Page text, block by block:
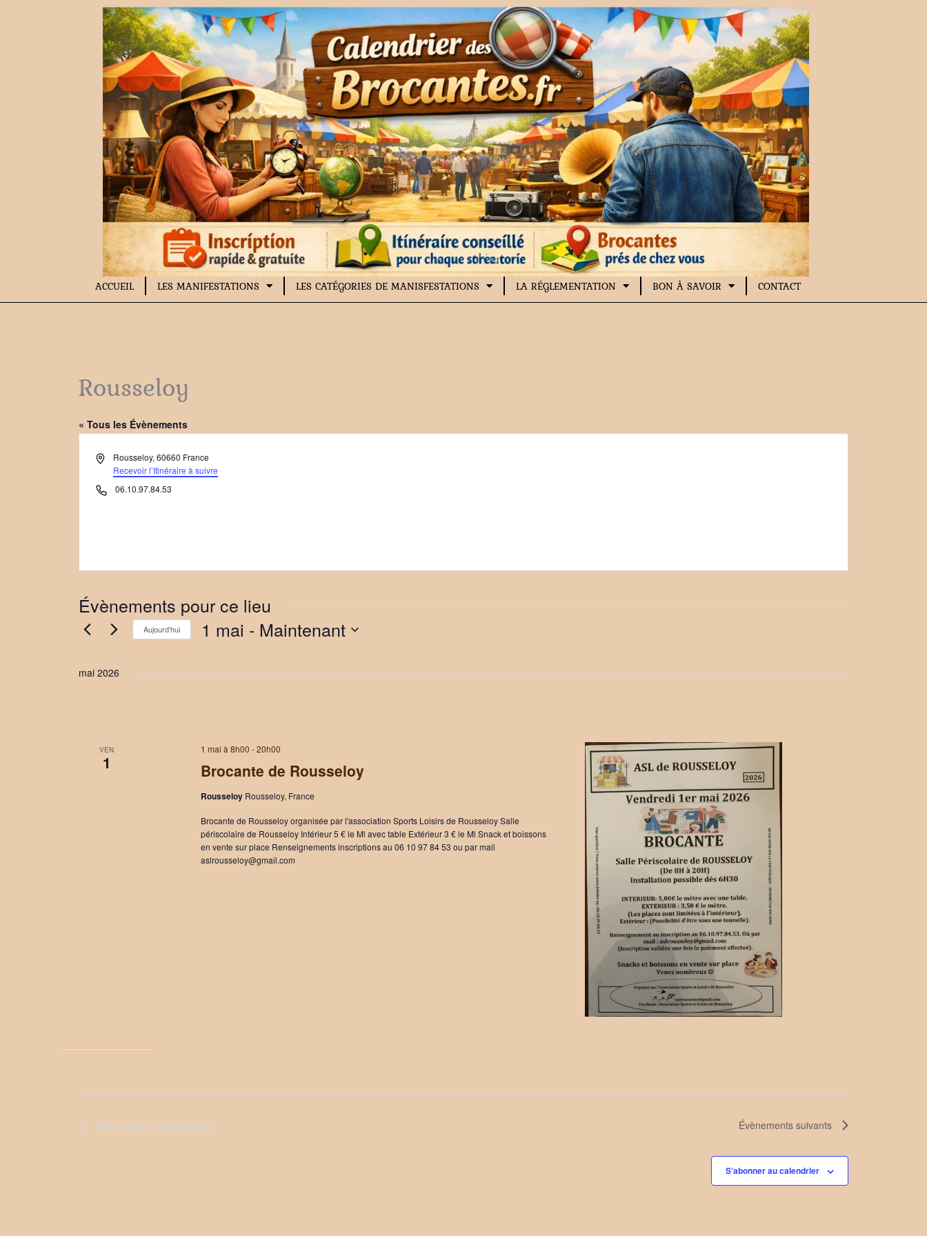
ACCUEIL LES MANIFESTATIONS LES CATÉGORIES DE MANISFESTATIONS LA RÉGLEMENTATION BON À SAVOIR CONTACT
Rousseloy
« Tous les Évènements
AdresseRousseloy, 60660 France
Recevoir l’Itinéraire à suivre
Téléphone06.10.97.84.53
Évènements pour ce lieu
Aujourd’hui 1 mai - Maintenant
mai 2026
VEN
1 Brocante de Rousseloy
1 mai à 8h00 -20h00
Rousseloy Rousseloy, France
Brocante de Rousseloy organisée par l'association Sports Loisirs de Rousseloy Salle
périscolaire de Rousseloy Intérieur 5 € le Ml avec table Extérieur 3 € le Ml Snack et boissons
en vente sur place Renseignements inscriptions au 06 10 97 84 53 ou par mail
aslrousseloy@gmail.com
Évènements précédents Évènements suivants
S’abonner au calendrier